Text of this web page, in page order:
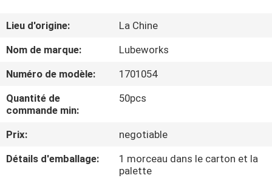
VIDÉOS
À
PROPOS
DE
Lieu d'origine:
La Chine
Nom de marque:
Lubeworks
Numéro de modèle:
1701054
Quantité de
commande min:
50pcs
Prix:
negotiable
Détails d'emballage:
1 morceau dans le carton et la
palette